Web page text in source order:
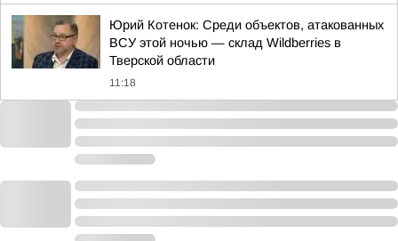
Юрий Котенок: Среди объектов, атакованных
ВСУ этой ночью — склад Wildberries в
Тверской области
11:18